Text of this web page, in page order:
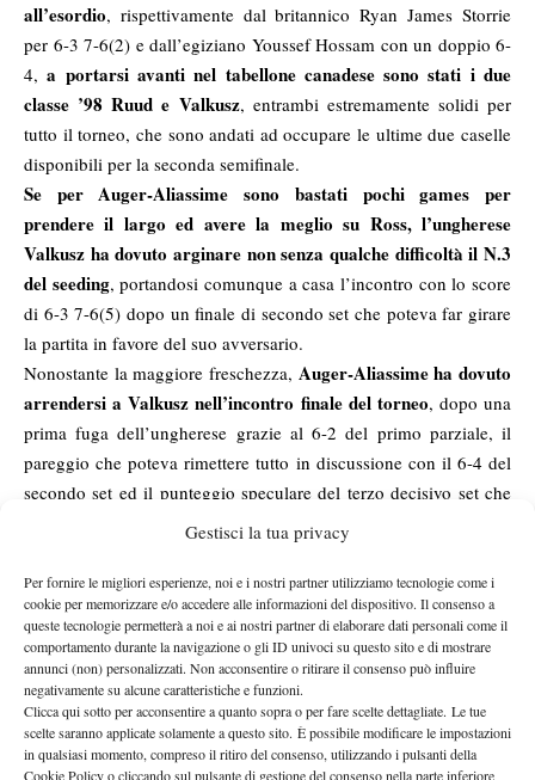
Gestisci la tua privacy
Per fornire le migliori esperienze, noi e i nostri partner utilizziamo tecnologie come i
cookie per memorizzare e/o accedere alle informazioni del dispositivo. Il consenso a
queste tecnologie permetterà a noi e ai nostri partner di elaborare dati personali come il
comportamento durante la navigazione o gli ID univoci su questo sito e di mostrare
annunci (non) personalizzati. Non acconsentire o ritirare il consenso può influire
negativamente su alcune caratteristiche e funzioni.
Clicca qui sotto per acconsentire a quanto sopra o per fare scelte dettagliate. Le tue
scelte saranno applicate solamente a questo sito. È possibile modificare le impostazioni
in qualsiasi momento, compreso il ritiro del consenso, utilizzando i pulsanti della
Cookie Policy o cliccando sul pulsante di gestione del consenso nella parte inferiore
all’esordio, rispettivamente dal britannico Ryan James Storrie
per 6-3 7-6(2) e dall’egiziano Youssef Hossam con un doppio 6-
4,a portarsi avanti nel tabellone canadese sono stati i due
classe ’98 Ruud e Valkusz, entrambi estremamente solidi per
tutto il torneo, che sono andati ad occupare le ultime due caselle
disponibili per la seconda semifinale.
Se per Auger-Aliassime sono bastati pochi games per
prendere il largo ed avere la meglio su Ross, l’ungherese
Valkusz ha dovuto arginare non senza qualche difficoltà il N.3
del seeding, portandosi comunque a casa l’incontro con lo score
di 6-3 7-6(5) dopo un finale di secondo set che poteva far girare
la partita in favore del suo avversario.
Nonostante la maggiore freschezza, Auger-Aliassime ha dovuto
arrendersi a Valkusz nell’incontro finale del torneo, dopo una
prima fuga dell’ungherese grazie al 6-2 del primo parziale, il
pareggio che poteva rimettere tutto in discussione con il 6-4 del
secondo set ed il punteggio speculare del terzo decisivo set che
incorona il tennista di Budapest dopo l’ennesima settimana di
Nel tabellone femminile la disputa per la vittoria finale è un
affare tutto canadese, con le due contendenti che rappresentano
due grandi speranze per i colori del loro paese:Bianca Vanessa
Andreescu si attesta al N.22 della classifica mondiale degli
Under 18, classe 2000 di origini rumene allenata da Natalie
Tauziat, mentreCharlotte Robillard-Millette è di appena un
anno più grande ed ha già raggiunto il N.6 nel ranking